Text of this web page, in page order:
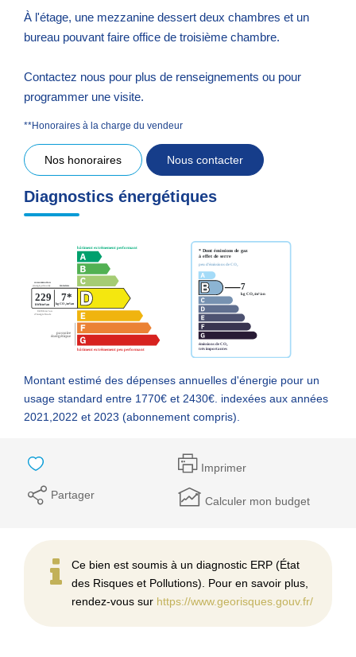
À l'étage, une mezzanine dessert deux chambres et un
bureau pouvant faire office de troisième chambre.
Contactez nous pour plus de renseignements ou pour
programmer une visite.
**Honoraires à la charge du vendeur
Nos honoraires Nous contacter
Diagnostics énergétiques
Montant estimé des dépenses annuelles d'énergie pour un
usage standard entre 1770€ et 2430€. indexées aux années
2021,2022 et 2023 (abonnement compris).
Imprimer
Partager Calculer mon budget
Ce bien est soumis à un diagnostic ERP (État
des Risques et Pollutions). Pour en savoir plus,
rendez-vous sur https://www.georisques.gouv.fr/